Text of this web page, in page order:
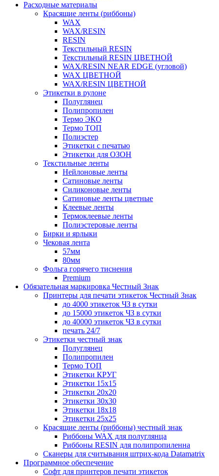
Расходные материалы
Красящие ленты (риббоны)
WAX
WAX/RESIN
RESIN
Текстильный RESIN
Текстильный RESIN ЦВЕТНОЙ
WAX/RESIN NEAR EDGE (угловой)
WAX ЦВЕТНОЙ
WAX/RESIN ЦВЕТНОЙ
Этикетки в рулоне
Полуглянец
Полипропилен
Термо ЭКО
Термо ТОП
Полиэстер
Этикетки с печатью
Этикетки для ОЗОН
Текстильные ленты
Нейлоновые ленты
Сатиновые ленты
Силиконовые ленты
Сатиновые ленты цветные
Клеевые ленты
Термоклеевые ленты
Полиэстеровые ленты
Бирки и ярлыки
Чековая лента
57мм
80мм
Фольга горячего тиснения
Premium
Обязательная маркировка Честный Знак
Принтеры для печати этикеток Честный Знак
до 4000 этикеток ЧЗ в сутки
до 15000 этикеток ЧЗ в сутки
до 40000 этикеток ЧЗ в сутки
печать 24/7
Этикетки честный знак
Полуглянец
Полипропилен
Термо ТОП
Этикетки КРУГ
Этикетки 15х15
Этикетки 20х20
Этикетки 30х30
Этикетки 18х18
Этикетки 25х25
Красящие ленты (риббоны) честный знак
Риббоны WAX для полуглянца
Риббоны RESIN для полипропиленна
Сканеры для считывания штрих-кода Datamatrix
Программное обеспечение
Софт для принтеров печати этикеток